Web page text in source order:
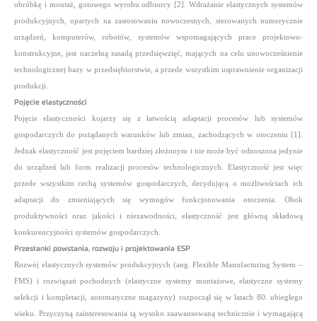
obróbkę i montaż, gotowego wyrobu odbiorcy [2]. Wdrażanie elastycznych systemów
produkcyjnych, opartych na zastosowaniu nowoczesnych, sterowanych numerycznie
urządzeń, komputerów, robotów, systemów wspomagających prace projektowo-
konstrukcyjne, jest naczelną zasadą przedsięwzięć, mających na celu unowocześnienie
technologicznej bazy w przedsiębiorstwie, a przede wszystkim usprawnienie organizacji
produkcji.
Pojęcie elastyczności
Pojęcie elastyczności kojarzy się z łatwością adaptacji procesów lub systemów
gospodarczych do pożądanych warunków lub zmian, zachodzących w otoczeniu [1].
Jednak elastyczność jest pojęciem bardziej złożonym i nie może być odnoszona jedynie
do urządzeńlub form realizacji procesów technologicznych. Elastyczność jest więc
przede wszystkim cechą systemów gospodarczych,decydującą o możliwościach ich
adaptacji do zmieniających się wymogów funkcjonowania otoczenia. Obok
produktywności oraz jakości i niezawodności, elastyczność jest główną składową
konkurencyjności systemów gospodarczych.
Przesłanki powstania, rozwoju i projektowania ESP
Rozwój elastycznych systemów produkcyjnych (ang. Flexible Manufacturing System –
FMS) i rozwiązań pochodnych (elastyczne systemy montażowe, elastyczne systemy
selekcji i kompletacji, automatyczne magazyny) rozpoczął się w latach 80. ubiegłego
wieku. Przyczyną zainteresowania tą wysoko zaawansowaną technicznie i wymagającą